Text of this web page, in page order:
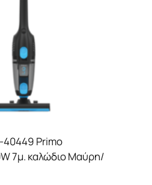
40449 Primo
7μ. καλώδιο Μαύρη/